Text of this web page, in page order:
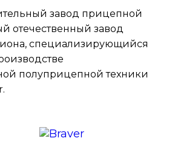
завод прицепной
отечественный завод
специализирующийся
полуприцепной техники